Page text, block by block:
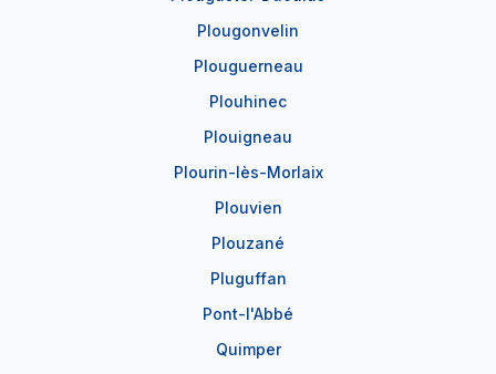
Plougonvelin
Plouguerneau
Plouhinec
Plouigneau
Plourin-lès-Morlaix
Plouvien
Plouzané
Pluguffan
Pont-l'Abbé
Quimper